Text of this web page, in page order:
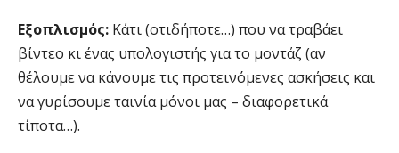
Εξοπλισμός: Κάτι (οτιδήποτε…) που να τραβάει
βίντεο κι ένας υπολογιστής για το μοντάζ (αν
θέλουμε να κάνουμε τις προτεινόμενες ασκήσεις και
να γυρίσουμε ταινία μόνοι μας – διαφορετικά
τίποτα…).